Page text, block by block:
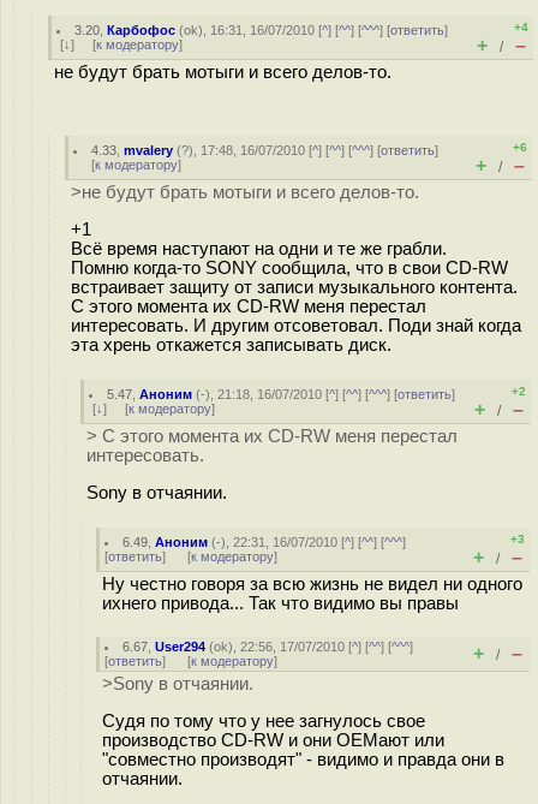
3.20 ,Карбофос (ok), 16:31, 16/07/2010 [^] [^^] [^^^] [ответить]
[↓] [к модератору]
+4
+ / –
не будут брать мотыги и всего делов-то.
4.33 ,mvalery (?), 17:48, 16/07/2010 [^] [^^] [^^^] [ответить]
[к модератору]
+6
+ / –
>не будут брать мотыги и всего делов-то.
+1
Всё время наступают на одни и те же грабли.
Помню когда-то SONY сообщила, что в свои CD-RW
встраивает защиту от записи музыкального контента.
С этого момента их CD-RW меня перестал
интересовать. И другим отсоветовал. Поди знай когда
эта хрень откажется записывать диск.
5.47 ,Аноним (-), 21:18, 16/07/2010 [^] [^^] [^^^] [ответить]
[↓] [к модератору]
+2
+ / –
> С этого момента их CD-RW меня перестал
интересовать.
Sony в отчаянии.
6.49 ,Аноним (-), 22:31, 16/07/2010 [^] [^^] [^^^]
[ответить] [к модератору]
+3
+ / –
Ну честно говоря за всю жизнь не видел ни одного
ихнего привода... Так что видимо вы правы
6.67 ,User294 (ok), 22:56, 17/07/2010 [^] [^^] [^^^]
[ответить] [к модератору] + / –
>Sony в отчаянии.
Судя по тому что у нее загнулось свое
производство CD-RW и они OEMают или
"совместно производят" - видимо и правда они в
отчаянии.